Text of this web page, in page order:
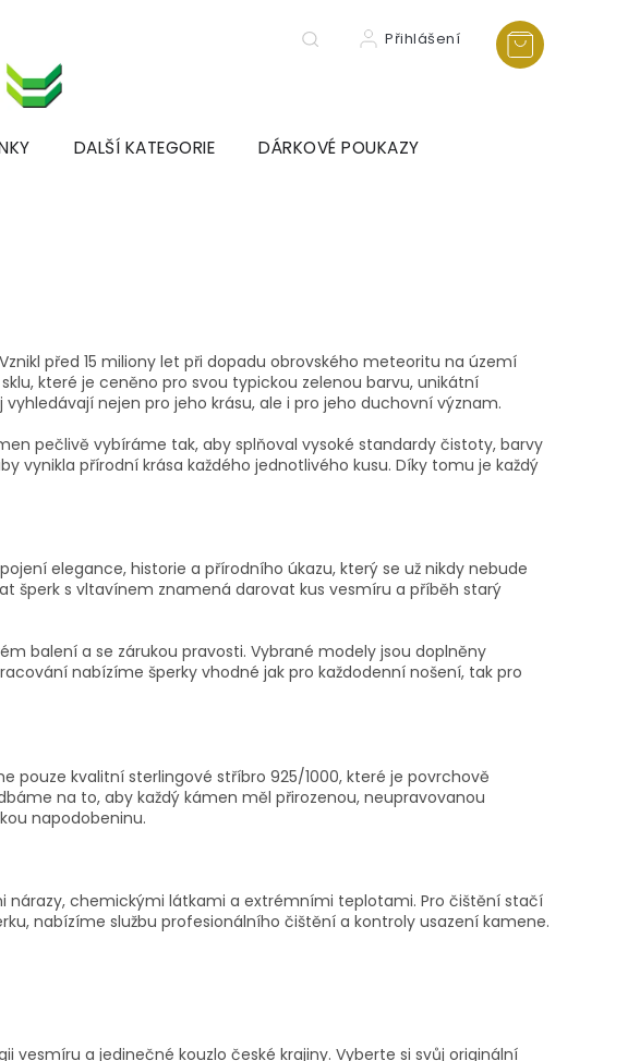
Přihlášení
DALŠÍ KATEGORIE DÁRKOVÉ POUKAZY
před 15 miliony let při dopadu obrovského meteoritu na území
které je ceněno pro svou typickou zelenou barvu, unikátní
nejen pro jeho krásu, ale i pro jeho duchovní význam.
pečlivě vybíráme tak, aby splňoval vysoké standardy čistoty, barvy
vynikla přírodní krása každého jednotlivého kusu. Díky tomu je každý
elegance, historie a přírodního úkazu, který se už nikdy nebude
šperk s vltavínem znamená darovat kus vesmíru a příběh starý
balení a se zárukou pravosti. Vybrané modely jsou doplněny
nabízíme šperky vhodné jak pro každodenní nošení, tak pro
pouze kvalitní sterlingové stříbro 925/1000, které je povrchově
na to, aby každý kámen měl přirozenou, neupravovanou
napodobeninu.
nárazy, chemickými látkami a extrémními teplotami. Pro čištění stačí
nabízíme službu profesionálního čištění a kontroly usazení kamene.
a jedinečné kouzlo české krajiny. Vyberte si svůj originální